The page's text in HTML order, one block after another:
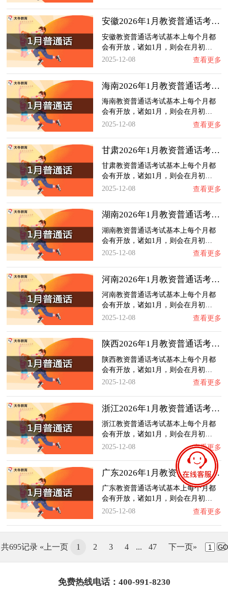
安徽2026年1月教资普通话考试日程（+指南）
安徽教资普通话考试基本上每个月都
会有开放，诸如1月，则会在月初…
2025-12-08
查看更多
海南2026年1月教资普通话考试日程（+指南）
海南教资普通话考试基本上每个月都
会有开放，诸如1月，则会在月初…
2025-12-08
查看更多
甘肃2026年1月教资普通话考试日程（+指南）
甘肃教资普通话考试基本上每个月都
会有开放，诸如1月，则会在月初…
2025-12-08
查看更多
湖南2026年1月教资普通话考试日程（+指南）
湖南教资普通话考试基本上每个月都
会有开放，诸如1月，则会在月初…
2025-12-08
查看更多
河南2026年1月教资普通话考试日程（+指南）
河南教资普通话考试基本上每个月都
会有开放，诸如1月，则会在月初…
2025-12-08
查看更多
陕西2026年1月教资普通话考试日程（+指南）
陕西教资普通话考试基本上每个月都
会有开放，诸如1月，则会在月初…
2025-12-08
查看更多
浙江2026年1月教资普通话考试日程（+指南）
浙江教资普通话考试基本上每个月都
会有开放，诸如1月，则会在月初…
2025-12-08
查看更多
广东2026年1月教资普通话考试日程（+指南）
广东教资普通话考试基本上每个月都
会有开放，诸如1月，则会在月初…
2025-12-08
查看更多
共695记录 «上一页 1 2 3 4 ... 47 下一页» GO
免费热线电话：400-991-8230